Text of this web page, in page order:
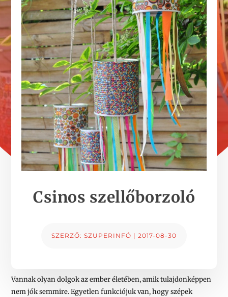
Csinos szellőborzoló
SZERZŐ: SZUPERINFÓ | 2017-08-30
Vannak olyan dolgok az ember életében, amik tulajdonképpen
nem jók semmire. Egyetlen funkciójuk van, hogy szépek